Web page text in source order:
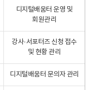
디지털배움터 운영 및
회원관리
강사·서포터즈 신청 접수
및 현황 관리
디지털배움터 문의자 관리